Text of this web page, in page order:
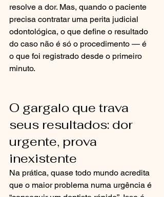
resolve a dor. Mas, quando o paciente
precisa contratar uma perita judicial
odontológica, o que define o resultado
do caso não é só o procedimento — é
o que foi registrado desde o primeiro
minuto.
O gargalo que trava
seus resultados: dor
urgente, prova
inexistente
Na prática, quase todo mundo acredita
que o maior problema numa urgência é